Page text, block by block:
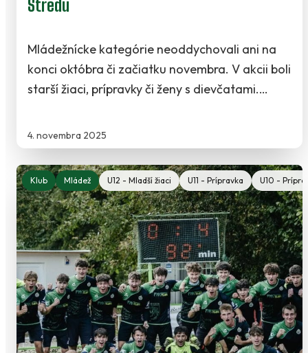
Stredu
4. novembra 2025
Mládežnícke kategórie neoddychovali ani na
konci októbra či začiatku novembra. V akcii boli
starší žiaci, prípravky či ženy s dievčatami.…
Klub Mládež U12 - Mladší žiaci U11 - Prípravka U10 -